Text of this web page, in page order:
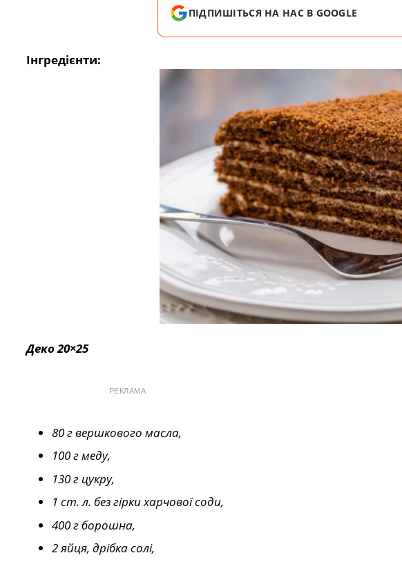
ПІДПИШІТЬСЯ НА НАС В GOOGLE
Інгредієнти:
Деко 20×25
РЕКЛАМА
80 г вершкового масла,
100 г меду,
130 г цукру,
1 ст. л. без гірки харчової соди,
400 г борошна,
2 яйця, дрібка солі,